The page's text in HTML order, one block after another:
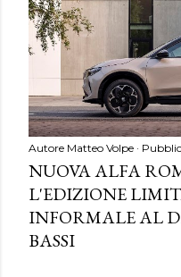
Autore Matteo Volpe
NUOVA ALFA
L'EDIZIONE
INFORMALE AL
BASSI